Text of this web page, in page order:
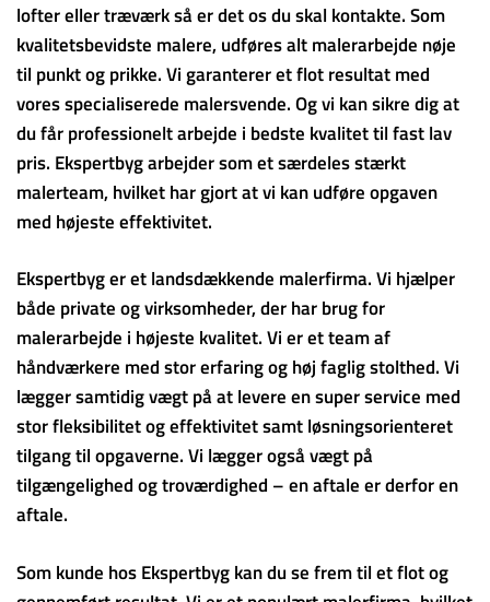
lofter eller træværk så er det os du skal kontakte. Som
kvalitetsbevidste malere, udføres alt malerarbejde nøje
til punkt og prikke. Vi garanterer et flot resultat med
vores specialiserede malersvende. Og vi kan sikre dig at
du får professionelt arbejde i bedste kvalitet til fast lav
pris. Ekspertbyg arbejder som et særdeles stærkt
malerteam, hvilket har gjort at vi kan udføre opgaven
med højeste effektivitet.
Ekspertbyg er et landsdækkende malerfirma. Vi hjælper
både private og virksomheder, der har brug for
malerarbejde i højeste kvalitet. Vi er et team af
håndværkere med stor erfaring og høj faglig stolthed. Vi
lægger samtidig vægt på at levere en super service med
stor fleksibilitet og effektivitet samt løsningsorienteret
tilgang til opgaverne. Vi lægger også vægt på
tilgængelighed og troværdighed – en aftale er derfor en
aftale.
Som kunde hos Ekspertbyg kan du se frem til et flot og